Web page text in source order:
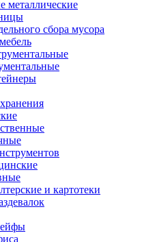
металлические
сбора мусора
и картотеки